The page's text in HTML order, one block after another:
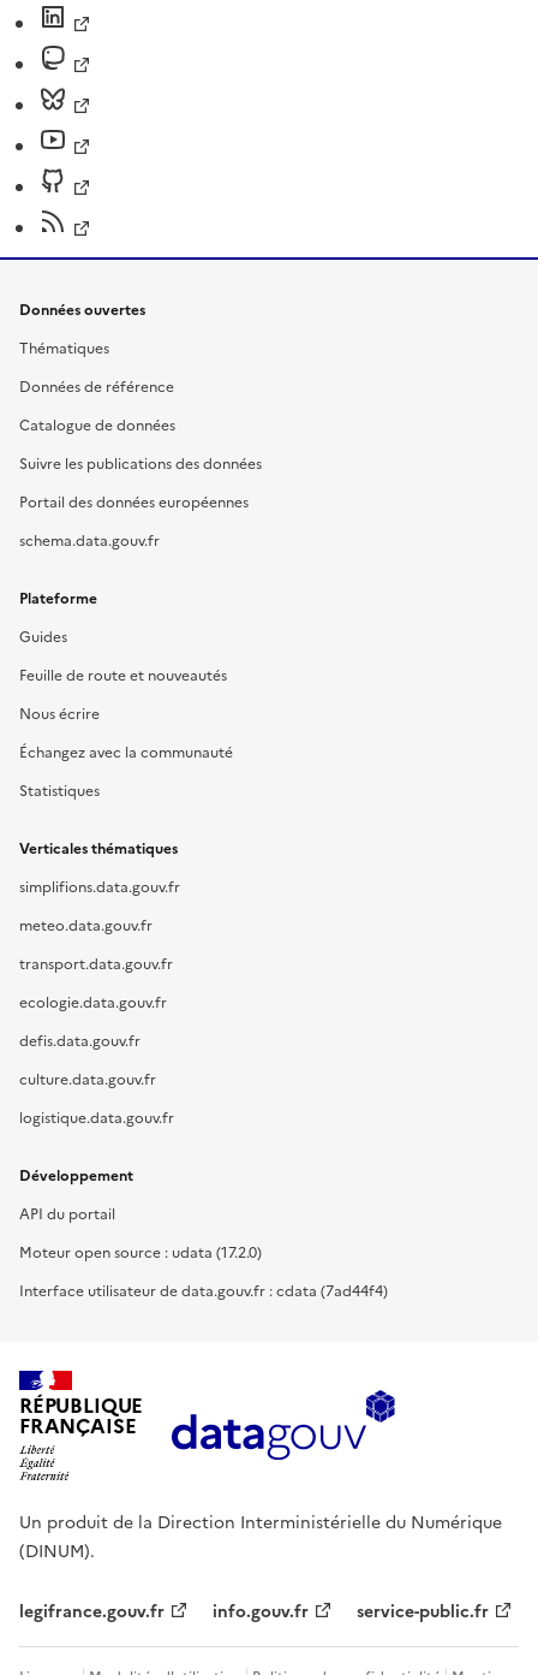
Données ouvertes
Thématiques
Données de référence
Catalogue de données
Suivre les publications des données
Portail des données européennes
schema.data.gouv.fr
Plateforme
Guides
Feuille de route et nouveautés
Nous écrire
Échangez avec la communauté
Statistiques
Verticales thématiques
simplifions.data.gouv.fr
meteo.data.gouv.fr
transport.data.gouv.fr
ecologie.data.gouv.fr
defis.data.gouv.fr
culture.data.gouv.fr
logistique.data.gouv.fr
Développement
API du portail
Moteur open source : udata (17.2.0)
Interface utilisateur de data.gouv.fr : cdata (7ad44f4)
RÉPUBLIQUE
FRANÇAISE
Un produit de la Direction Interministérielle du Numérique
(DINUM).
legifrance.gouv.fr info.gouv.fr service-public.fr